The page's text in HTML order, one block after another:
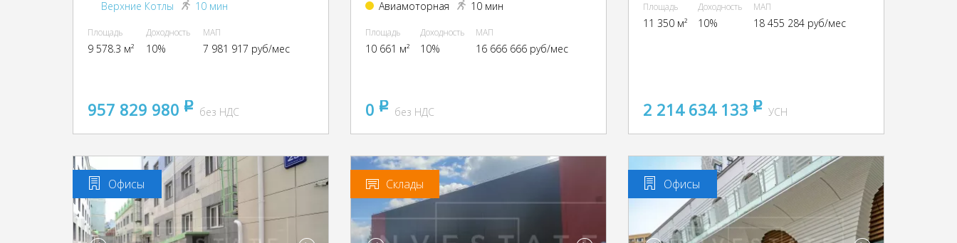
Верхние Котлы 10 мин
Площадь
9 578.3 м²
Доходность
10%
МАП
7 981 917 руб/мес
957 829 980 pуббез НДС
Авиамоторная 10 мин
Площадь
10 661 м²
Доходность
10%
МАП
16 666 666 руб/мес
0 pуббез НДС
Площадь
11 350 м²
Доходность
10%
МАП
18 455 284 руб/мес
2 214 634 133 pуб
УСН
Офисы Склады Офисы